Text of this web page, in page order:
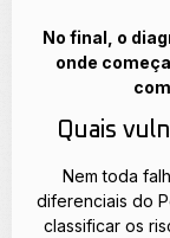
No final, o
onde
Quais
Nem toda
diferenciais do
classificar os